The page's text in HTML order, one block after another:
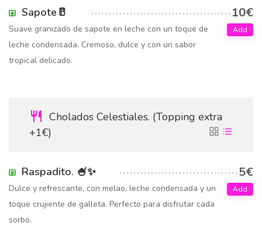
Sapote🥛 10€
Suave granizado de sapote en leche con un toque de
leche condensada. Cremoso, dulce y con un sabor
tropical delicado.
Add
Cholados Celestiales. (Topping extra
+1€)
Raspadito. 🍧✨ 5€
Dulce y refrescante, con melao, leche condensada y un
toque crujiente de galleta. Perfecto para disfrutar cada
sorbo.
Add